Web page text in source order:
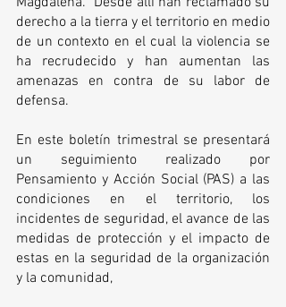
derecho a la tierra y el territorio en medio
de un contexto en el cual la violencia se
ha recrudecido y han aumentan las
amenazas en contra de su labor de
defensa.
En este boletín trimestral se presentará
un seguimiento realizado por
Pensamiento y Acción Social (PAS) a las
condiciones en el territorio, los
incidentes de seguridad, el avance de las
medidas de protección y el impacto de
estas en la seguridad de la organización
y la comunidad,